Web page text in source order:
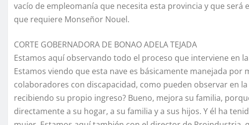
vacío de empleomanía que necesita esta provincia y que
que requiere Monseñor Nouel.
CORTE GOBERNADORA DE BONAO ADELA TEJADA
Estamos aquí observando todo el proceso que interviene en
Estamos viendo que esta nave es básicamente manejada por
colaboradores con discapacidad, como pueden observar en
recibiendo su propio ingreso? Bueno, mejora su familia,
directamente a su hogar, a su familia y a sus hijos. Y él ha